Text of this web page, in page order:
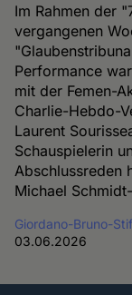
Im Rahmen der
vergangenen
Performance
mit der Femen-
Charlie-Hebdo-
Laurent
Schauspielerin
Abschlussreden
Michael
Giordano-Bruno-
03.06.2026